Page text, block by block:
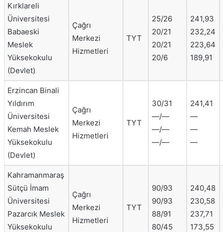
Kırklareli
Üniversitesi
Babaeski
Meslek
Yüksekokulu
(Devlet)
Çağrı
Merkezi
Hizmetleri
TYT
25/26
20/21
20/21
20/6
241,93
232,24
223,64
189,91
Erzincan Binali
Yıldırım
Üniversitesi
Kemah Meslek
Yüksekokulu
(Devlet)
Çağrı
Merkezi
Hizmetleri
TYT
30/31
—/—
—/—
—/—
241,41
—
—
—
Kahramanmaraş
Sütçü İmam
Üniversitesi
Pazarcık Meslek
Yüksekokulu
Çağrı
Merkezi
Hizmetleri
TYT
90/93
90/93
88/91
80/45
240,48
230,58
237,71
173,55